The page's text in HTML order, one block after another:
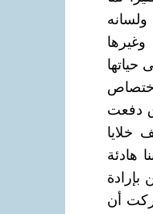
حياتها
دفعت
خلايا
هادئة
أن